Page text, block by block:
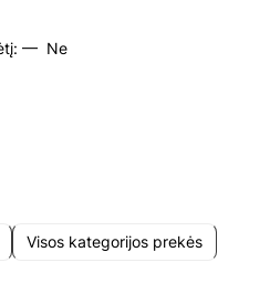
— Ne
Visos kategorijos prekės